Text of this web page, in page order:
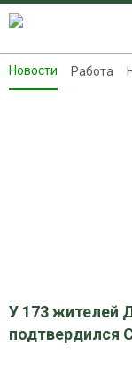
Новости
Новости Работа
У 173 жителей
подтвердился